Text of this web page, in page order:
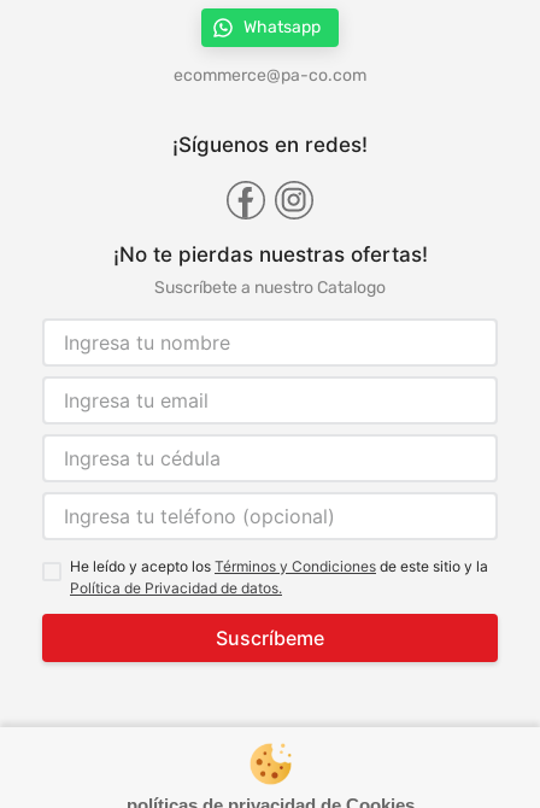
Whatsapp
ecommerce@pa-co.com
¡Síguenos en redes!
¡No te pierdas nuestras ofertas!
Suscríbete a nuestro Catalogo
He leído y acepto los Términos y Condiciones de este sitio y la
Política de Privacidad de datos.
Suscríbeme
© 2021 Todos los derechos reservados
developed by